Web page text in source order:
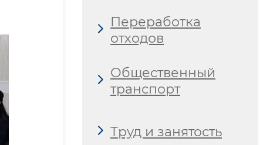
Переработка
отходов
Общественный
транспорт
Труд и занятость